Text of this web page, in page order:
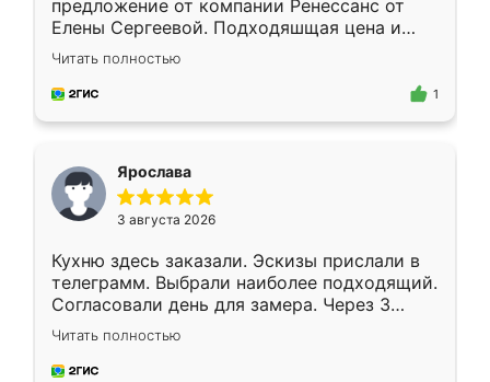
предложение от компании Ренессанс от
Елены Сергеевой. Подходяшщая цена и
короткие сроки изготовления. Приехавший
для замера сотрудник Владислав
предложил по моему эскизу самый
Читать полностью
1
Ярослава
3 августа 2026
Кухню здесь заказали. Эскизы прислали в
телеграмм. Выбрали наиболее подходящий.
Согласовали день для замера. Через 3
недели кухня была уже готова. Остались
довольны работой. Спасибо Ренессанс
мебель за качественную работу!
Читать полностью